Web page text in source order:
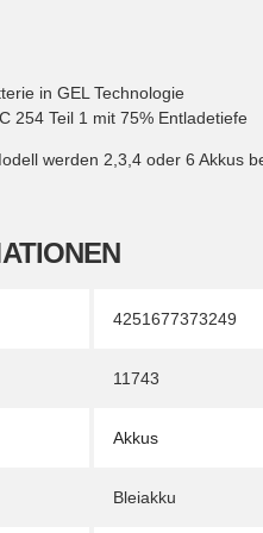
4251677373249
11743
Akkus
Bleiakku
in GEL Technologie
254 Teil 1 mit 75% Entladetiefe
werden 2,3,4 oder 6 Akkus